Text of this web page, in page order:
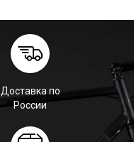
Доставка по
России